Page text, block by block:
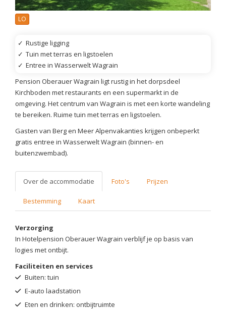
LO
✓ Rustige ligging
✓ Tuin met terras en ligstoelen
✓ Entree in Wasserwelt Wagrain
Pension Oberauer Wagrain ligt rustig in het dorpsdeel
Kirchboden met restaurants en een supermarkt in de
omgeving. Het centrum van Wagrain is met een korte wandeling
te bereiken. Ruime tuin met terras en ligstoelen.
Gasten van Berg en Meer Alpenvakanties krijgen onbeperkt
gratis entree in Wasserwelt Wagrain (binnen- en
buitenzwembad).
Over de accommodatie Foto's Prijzen
Bestemming Kaart
Verzorging
In Hotelpension Oberauer Wagrain verblijf je op basis van
logies met ontbijt.
Faciliteiten en services
Buiten: tuin
E-auto laadstation
Eten en drinken: ontbijtruimte